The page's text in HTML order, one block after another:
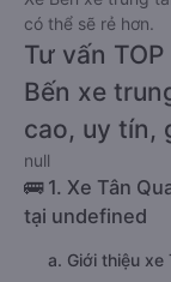
có thể sẽ rẻ hơn.
Tư vấn
Bến xe
cao, uy tín,
null
🚌 1. Xe Tân
tại undefined
a. Giới thiệu